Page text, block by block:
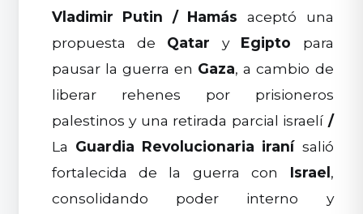
Vladimir Putin
/ Hamás aceptó una
propuesta de Qatar y Egipto para
pausar la guerra en Gaza, a cambio de
liberar rehenes por prisioneros
palestinos y una retirada parcial israelí /
La Guardia Revolucionaria iranísalió
fortalecida de la guerra con Israel ,
consolidando poder interno y